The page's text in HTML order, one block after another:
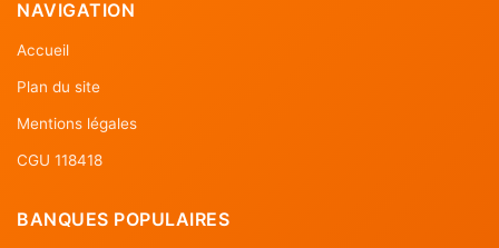
NAVIGATION
Accueil
Plan du site
Mentions légales
CGU 118418
BANQUES POPULAIRES